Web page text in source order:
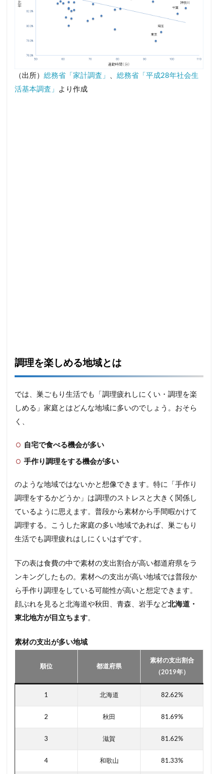
（出所） 総務省「家計調査」 、 総務省「平成28年社会生
活基本調査」
より作成
調理を楽しめる地域とは
では、巣ごもり生活でも「調理疲れしにくい・調理を楽
しめる」家庭とはどんな地域に多いのでしょう。おそら
く、
自宅で食べる機会が多い
手作り調理をする機会が多い
のような地域ではないかと想像できます。特に「手作り
調理をするかどうか」は調理のストレスと大きく関係し
ているように思えます。普段から素材から手間暇かけて
調理する。こうした家庭の多い地域であれば、巣ごもり
生活でも調理疲れはしにくいはずです。
下の表は食費の中で素材の支出割合が高い都道府県をラ
ンキングしたもの。素材への支出が高い地域では普段か
ら手作り調理をしている可能性が高いと想定できます。
顔ぶれを見ると北海道や秋田、青森、岩手など北海道・
東北地方が目立ちます。
素材の支出が多い地域
順位 都道府県
素材の支出割合
（2019年）
1 北海道 82.62%
2 秋田 81.69%
3 滋賀 81.62%
4 和歌山 81.33%